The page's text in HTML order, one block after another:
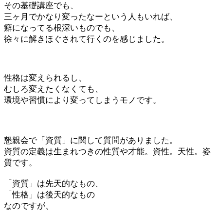
その基礎講座でも、
三ヶ月でかなり変ったなーという人もいれば、
癖になってる根深いものでも、
徐々に解きほぐされて行くのを感じました。
性格は変えられるし、
むしろ変えたくなくても、
環境や習慣により変ってしまうモノです。
懇親会で「資質」に関して質問がありました。
資質の定義は生まれつきの性質や才能。資性。天性。姿
質です。
「資質」は先天的なもの、
「性格」は後天的なもの
なのですが、